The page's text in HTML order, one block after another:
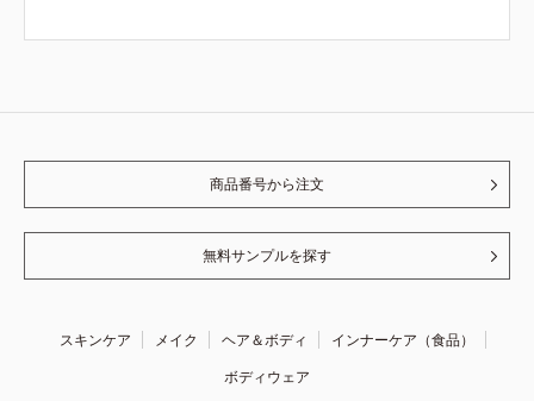
商品番号から注文
無料サンプルを探す
スキンケア メイク ヘア＆ボディ
インナーケア（食品）
ボディウェア